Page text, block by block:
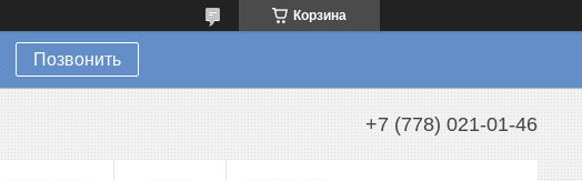
Корзина
Позвонить
+7 (778) 021-01-46